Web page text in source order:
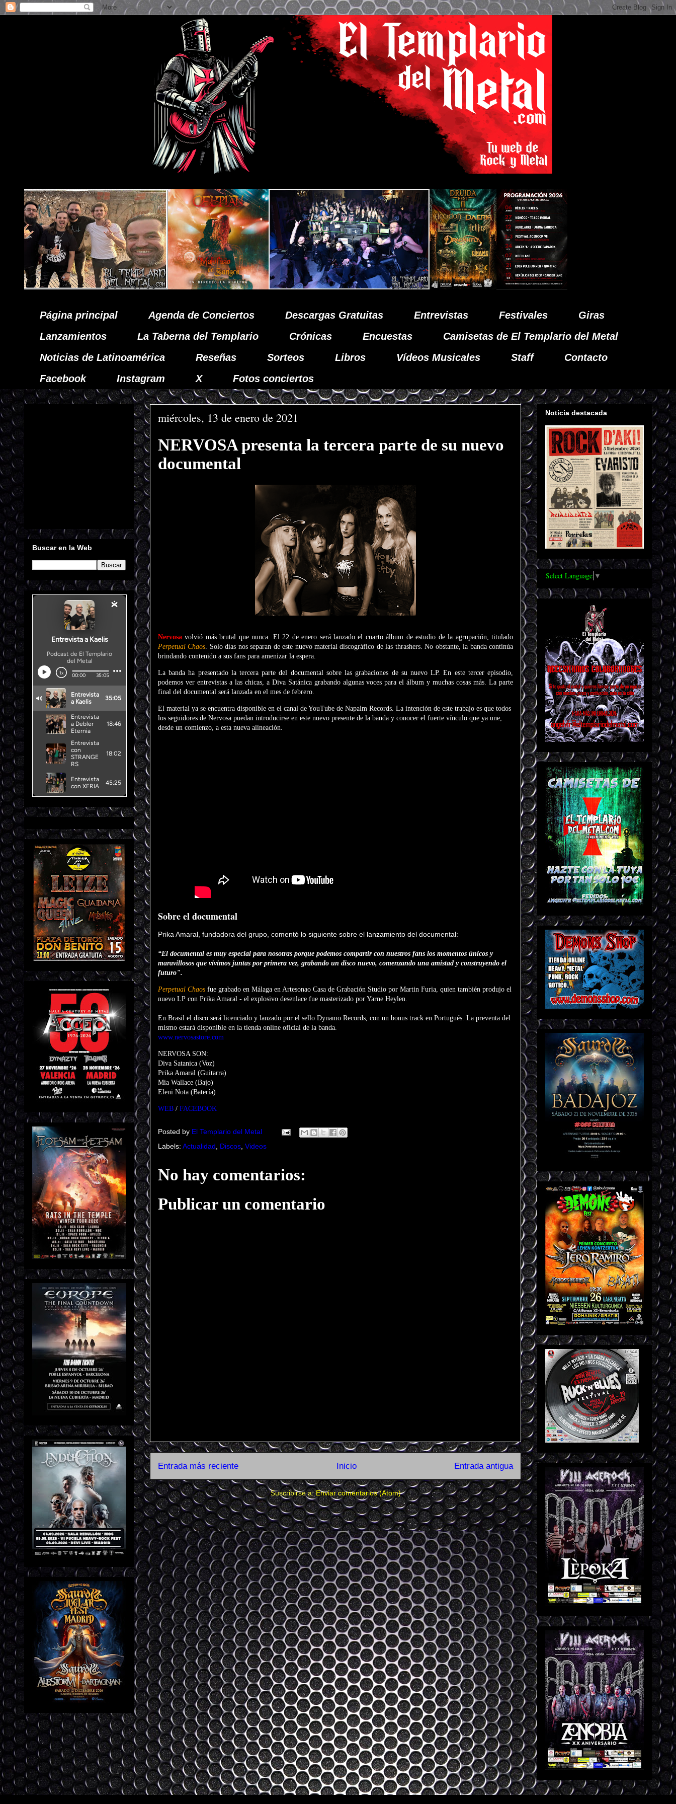
Página principal Agenda de Conciertos Descargas Gratuitas Entrevistas Festivales
Giras
Lanzamientos
La Taberna del Templario Crónicas Encuestas
Camisetas de El Templario del Metal
Noticias de Latinoamérica
Reseñas Sorteos Libros Vídeos Musicales Staff
Contacto
Facebook
Instagram X Fotos conciertos
miércoles, 13 de enero de 2021
NERVOSA presenta la tercera parte de su nuevo
documental
Nervosavolvió más brutal que nunca. El 22 de enero será lanzado el cuarto álbum de estudio de la agrupación, titulado
Perpetual Chaos. Solo días nos separan de este nuevo material discográfico de las thrashers. No obstante, la banda continúa
brindando contenido a sus fans para amenizar la espera.
La banda ha presentado la tercera parte del documental sobre las grabaciones de su nuevo LP. En este tercer episodio,
podemos ver entrevistas a las chicas, a Diva Satánica grabando algunas voces para el álbum y muchas cosas más. La parte
final del documental será lanzada en el mes de febrero.
El material ya se encuentra disponible en el canal de YouTube de Napalm Records. La intención de este trabajo es que todos
los seguidores de Nervosa puedan introducirse en este nuevo presente de la banda y conocer el fuerte vínculo que ya une,
desde un comienzo, a esta nueva alineación.
Sobre el documental
Prika Amaral, fundadora del grupo, comentó lo siguiente sobre el lanzamiento del documental:
“El documental es muy especial para nosotras porque podemos compartir con nuestros fans los momentos únicos y
maravillosos que vivimos juntas por primera vez, grabando un disco nuevo, comenzando una amistad y construyendo el
futuro".
Perpetual Chaos fue grabado en Málaga en Artesonao Casa de Grabación Studio por Martin Furia, quien también produjo el
nuevo LP con Prika Amaral - el explosivo desenlace fue masterizado por Yarne Heylen.
En Brasil el disco será licenciado y lanzado por el sello Dynamo Records, con un bonus track en Portugués. La preventa del
mismo estará disponible en la tienda online oficial de la banda.
www.nervosastore.com
NERVOSA SON:
Diva Satanica (Voz)
Prika Amaral (Guitarra)
Mia Wallace (Bajo)
Eleni Nota (Batería)
WEB / FACEBOOK
Posted by El Templario del Metal
Labels: Actualidad Discos Videos
No hay comentarios:
Publicar un comentario
Entrada más reciente Entrada antigua
Inicio
Suscribirse a:Enviar comentarios (Atom)
Buscar en la Web
Noticia destacada
Select Language ▼